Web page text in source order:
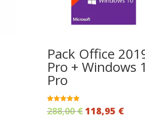
Pack Office
Pro + Windows
Pro
Valorado
con
288,00€ El
118,95 €El